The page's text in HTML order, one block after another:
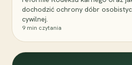
dochodzić ochrony dóbr
cywilnej.
9 min czytania